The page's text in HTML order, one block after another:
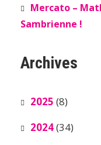
Mercato –
Sambrienne !
Archives
2025 (8)
2024(34)